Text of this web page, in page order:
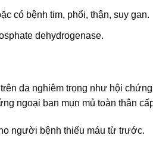
có bệnh tim, phổi, thận, suy gan.
dehydrogenase.
da nghiêm trọng như hội
ngoại ban mụn mủ toàn thân
người bệnh thiếu máu từ trước.